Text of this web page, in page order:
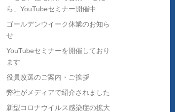
ら」YouTubeセミナー開催中
ゴールデンウイーク休業のお知ら
せ
YouTubeセミナーを開催しており
ます
役員改選のご案内・ご挨拶
弊社がメディアで紹介されました
新型コロナウイルス感染症の拡大